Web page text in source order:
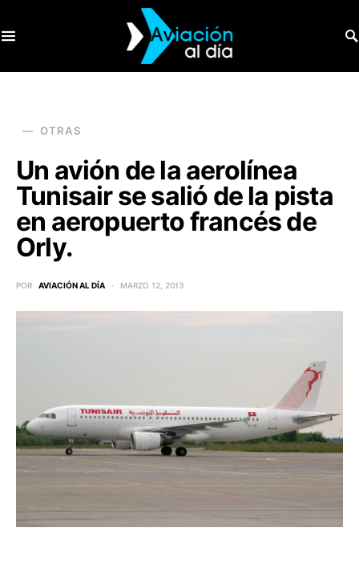
OTRAS
Un avión de la aerolínea
Tunisair se salió de la pista
en aeropuerto francés de
Orly.
POR AVIACIÓN AL DÍA MARZO 12, 2013